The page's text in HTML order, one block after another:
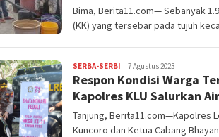
Bima, Berita11.com— Sebanyak
(KK) yang tersebar pada tujuh
SERBA-SERBI Redaksi
7 Agustus 2023
Respon Kondisi Warga
Kapolres KLU Salurkan
Tanjung, Berita11.com—Kapolres
Kuncoro dan Ketua Cabang